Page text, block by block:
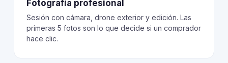
Fotografía profesional
Sesión con cámara, drone exterior y edición. Las
primeras 5 fotos son lo que decide si un comprador
hace clic.